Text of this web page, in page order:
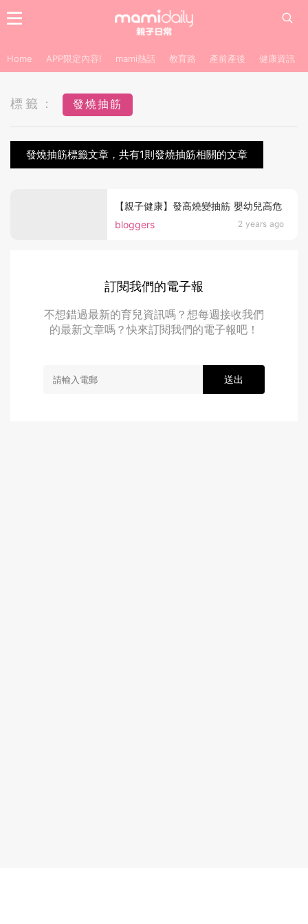
Home APP限定內容! mami熱話 教育路 產前產後 健康資訊
標籤： 發燒抽筋
發燒抽筋標籤文章，共有1則發燒抽筋相關的文章
bloggers 2 years ago
【親子健康】發高燒變抽筋 嬰幼兒高危
訂閱我們的電子報
不想錯過最新的育兒資訊嗎？想每週接收我們
的最新文章嗎？快來訂閱我們的電子報吧！
送出